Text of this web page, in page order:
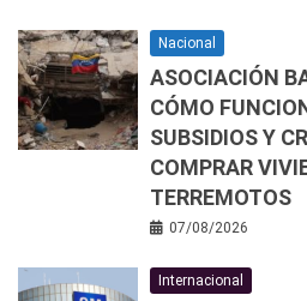
Nacional
ASOCIACIÓN
CÓMO
SUBSIDIOS Y
COMPRAR
TERREMOTOS
07/08/2026
Internacional